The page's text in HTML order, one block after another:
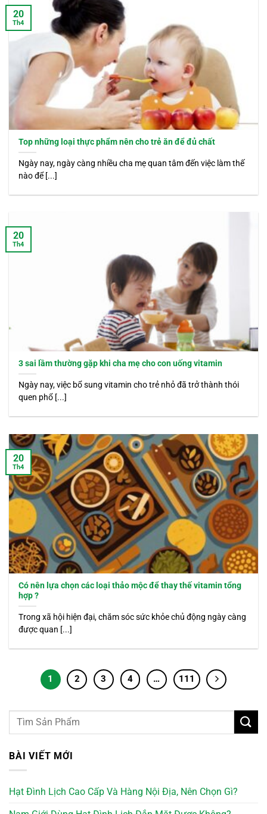
Top những loại thực phẩm nên cho trẻ ăn để đủ chất
Ngày nay, ngày càng nhiều cha mẹ quan tâm đến việc làm thế
nào để [...]
20
Th4
3 sai lầm thường gặp khi cha mẹ cho con uống vitamin
Ngày nay, việc bổ sung vitamin cho trẻ nhỏ đã trở thành thói
quen phổ [...]
20
Th4
Có nên lựa chọn các loại thảo mộc để thay thế vitamin tổng
hợp ?
Trong xã hội hiện đại, chăm sóc sức khỏe chủ động ngày càng
được quan [...]
20
Th4
1 2 3 4 … 111
BÀI VIẾT MỚI
Hạt Đình Lịch Cao Cấp Và Hàng Nội Địa, Nên Chọn Gì?